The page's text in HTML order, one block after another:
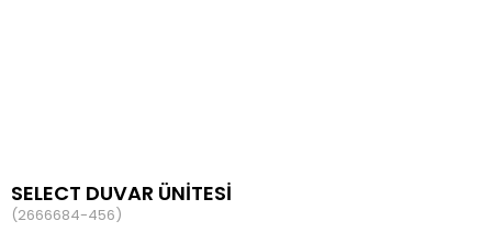
SELECT DUVAR ÜNİTESİ
(2666684-456)